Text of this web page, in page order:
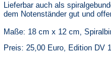
Lieferbar auch als
dem Notenständer gut und
Maße: 18 cm x 12 cm,
Preis: 25,00 Euro, Edition DV